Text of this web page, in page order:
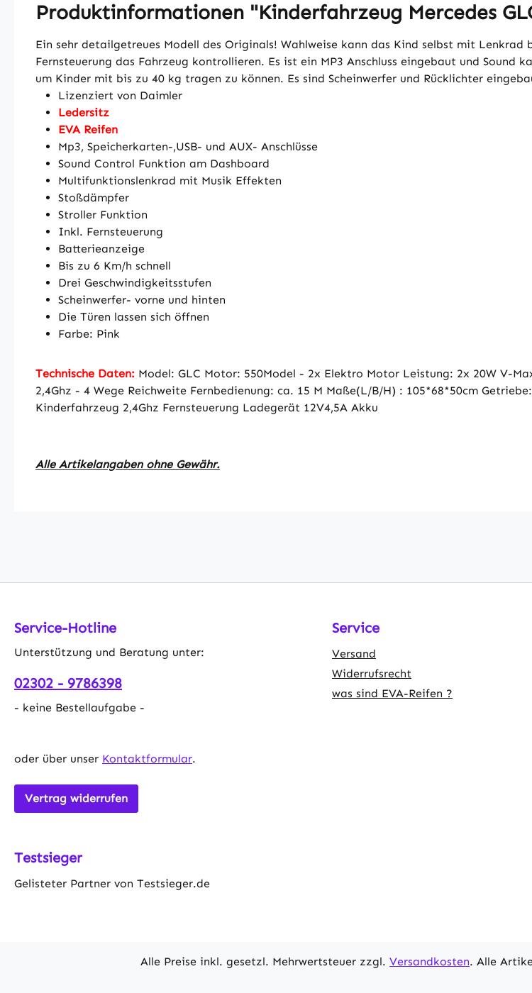
Produktinformationen "Kinderfahrzeug Mercedes
Ein sehr detailgetreues Modell des Originals! Wahlweise kann das Kind selbst mit Lenkrad
Fernsteuerung das Fahrzeug kontrollieren. Es ist ein MP3 Anschluss eingebaut und
um Kinder mit bis zu 40 kg tragen zu können. Es sind Scheinwerfer und Rücklichter
Lizenziert von Daimler
Ledersitz
EVA Reifen
Mp3, Speicherkarten-,USB- und AUX- Anschlüsse
Sound Control Funktion am Dashboard
Multifunktionslenkrad mit Musik Effekten
Stoßdämpfer
Stroller Funktion
Inkl. Fernsteuerung
Batterieanzeige
Bis zu 6 Km/h schnell
Drei Geschwindigkeitsstufen
Scheinwerfer- vorne und hinten
Die Türen lassen sich öffnen
Farbe: Pink
Technische Daten: Model: GLC Motor: 550Model - 2x Elektro Motor Leistung: 2x 20W V-
2,4Ghz - 4 Wege Reichweite Fernbedienung: ca. 15 M Maße(L/B/H) : 105*68*50cm
Kinderfahrzeug 2,4Ghz Fernsteuerung Ladegerät 12V4,5A Akku
Alle Artikelangaben ohne Gewähr.
Service-Hotline
Unterstützung und Beratung unter:
02302 - 9786398
- keine Bestellaufgabe -
oder über unser Kontaktformular.
Vertrag widerrufen
Service
Versand
Widerrufsrecht
was sind EVA-Reifen ?
Testsieger
Gelisteter Partner von Testsieger.de
Alle Preise inkl. gesetzl. Mehrwertsteuer zzgl. Versandkosten. Alle